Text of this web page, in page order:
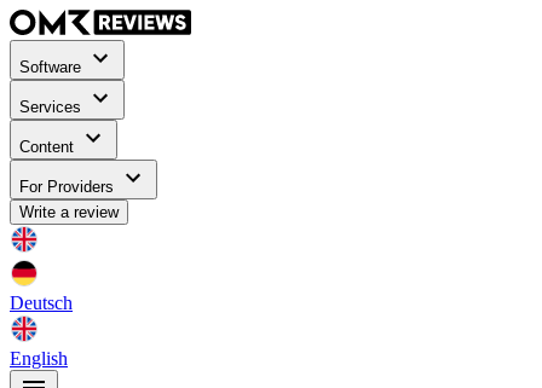
Software
Services
Content
For Providers
Write a review
Deutsch
English